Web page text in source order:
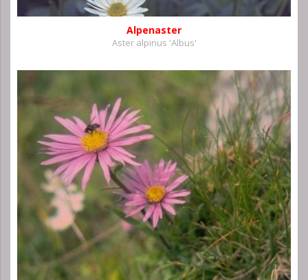
Alpenaster
Aster alpinus 'Albus'